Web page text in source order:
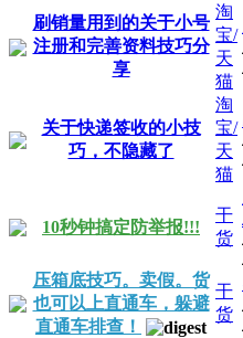
刷销量用到的关于小号
注册和完善资料技巧分
享
淘
宝/
天
猫
关于快递签收的小技
巧，不隐藏了
淘
宝/
天
猫
10秒钟搞定防举报!!!
干
货
压箱底技巧。卖假。货
也可以上直通车，躲避
直通车排查！
干
货